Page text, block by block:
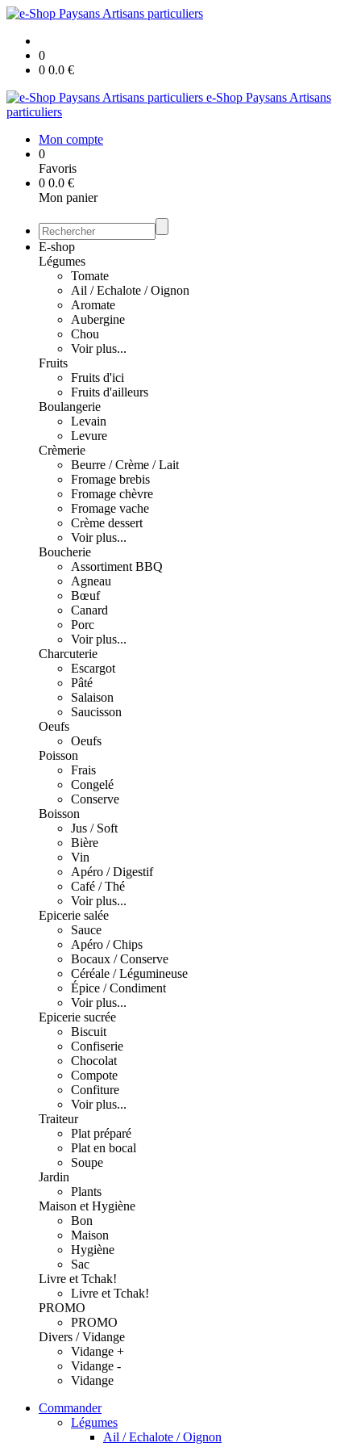
0
0 0.0 €
e-Shop Paysans Artisans
particuliers
Mon compte
0
Favoris
0 0.0 €
Mon panier
E-shop
Légumes
Tomate
Ail / Echalote / Oignon
Aromate
Aubergine
Chou
Voir plus...
Fruits
Fruits d'ici
Fruits d'ailleurs
Boulangerie
Levain
Levure
Crèmerie
Beurre / Crème / Lait
Fromage brebis
Fromage chèvre
Fromage vache
Crème dessert
Voir plus...
Boucherie
Assortiment BBQ
Agneau
Bœuf
Canard
Porc
Voir plus...
Charcuterie
Escargot
Pâté
Salaison
Saucisson
Oeufs
Oeufs
Poisson
Frais
Congelé
Conserve
Boisson
Jus / Soft
Bière
Vin
Apéro / Digestif
Café / Thé
Voir plus...
Epicerie salée
Sauce
Apéro / Chips
Bocaux / Conserve
Céréale / Légumineuse
Épice / Condiment
Voir plus...
Epicerie sucrée
Biscuit
Confiserie
Chocolat
Compote
Confiture
Voir plus...
Traiteur
Plat préparé
Plat en bocal
Soupe
Jardin
Plants
Maison et Hygiène
Bon
Maison
Hygiène
Sac
Livre et Tchak!
Livre et Tchak!
PROMO
PROMO
Divers / Vidange
Vidange +
Vidange -
Vidange
Commander
Légumes
Ail / Echalote / Oignon